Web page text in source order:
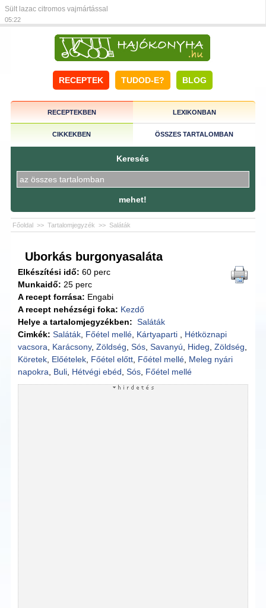
Sült lazac citromos vajmártással
05:22
RECEPTEK TUDOD-E? BLOG
RECEPTEKBEN LEXIKONBAN
CIKKEKBEN ÖSSZES TARTALOMBAN
Keresés
mehet!
Főoldal >> Tartalomjegyzék >> Saláták
Uborkás burgonyasaláta
Elkészítési idő: 60 perc
Munkaidő: 25 perc
A recept forrása: Engabi
A recept nehézségi foka: Kezdő
Helye a tartalomjegyzékben: Saláták
Cimkék: Saláták Főétel mellé Kártyaparti
Hétköznapi
vacsora
Karácsony,Zöldség ,Sós ,Savanyú Hideg ,Zöldség
Köretek Előételek Főétel előtt Főétel mellé Meleg nyári
napokra
Buli Hétvégi ebéd ,Sós Főétel mellé